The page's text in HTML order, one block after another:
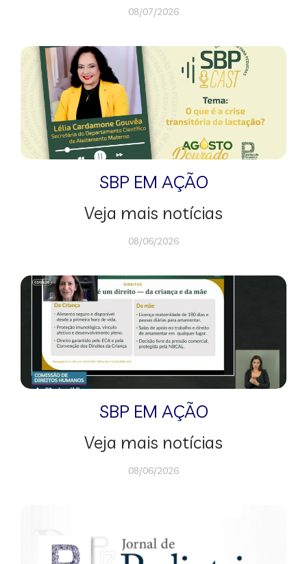
08/07/2026
SBP EM AÇÃO
Veja mais notícias
08/06/2026
SBP EM AÇÃO
Veja mais notícias
08/06/2026